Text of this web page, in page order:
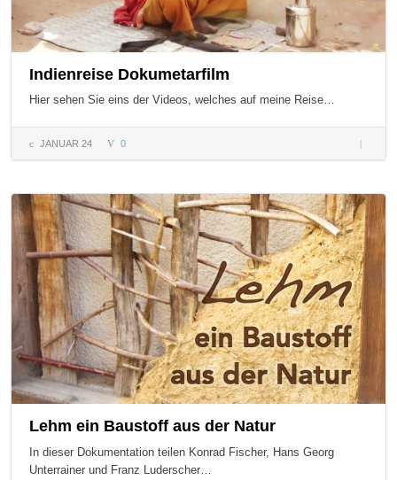
Indienreise Dokumetarfilm
Hier sehen Sie eins der Videos, welches auf meine Reise…
JANUAR 24 0
Lehm ein Baustoff aus der Natur
In dieser Dokumentation teilen Konrad Fischer, Hans Georg
Unterrainer und Franz Luderscher…